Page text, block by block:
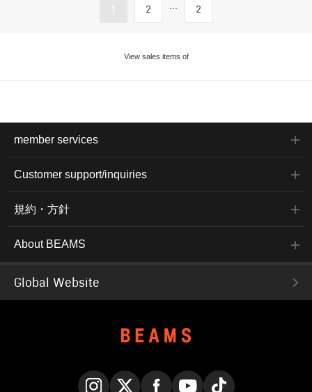
1 2 ... 2
View sales items of
member services
Customer support/inquiries
規約・方針
About BEAMS
Global Website